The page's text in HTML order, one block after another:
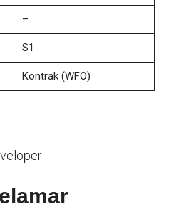
–
S1
Kontrak (WFO)